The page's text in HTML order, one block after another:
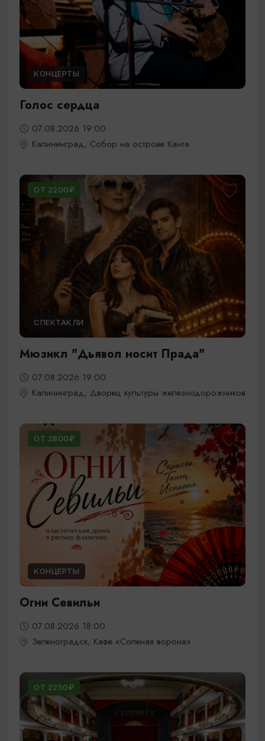
КОНЦЕРТЫ
Голос сердца
07.08.2026 19:00
Калининград, Собор на острове Канта
ОТ 2200₽
СПЕКТАКЛИ
Мюзикл "Дьявол носит Прада"
07.08.2026 19:00
Калининград, Дворец культуры железнодорожников
ОТ 2800₽
КОНЦЕРТЫ
Огни Севильи
07.08.2026 18:00
Зеленоградск, Кафе «Соленая ворона»
ОТ 2250₽